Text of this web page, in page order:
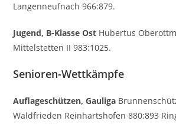
Langenneufnach 966:879.
Jugend, B-Klasse Ost Hubertus
Mittelstetten II 983:1025.
Senioren-Wettkämpfe
Auflageschützen, Gauliga
Waldfrieden Reinhartshofen 880:893